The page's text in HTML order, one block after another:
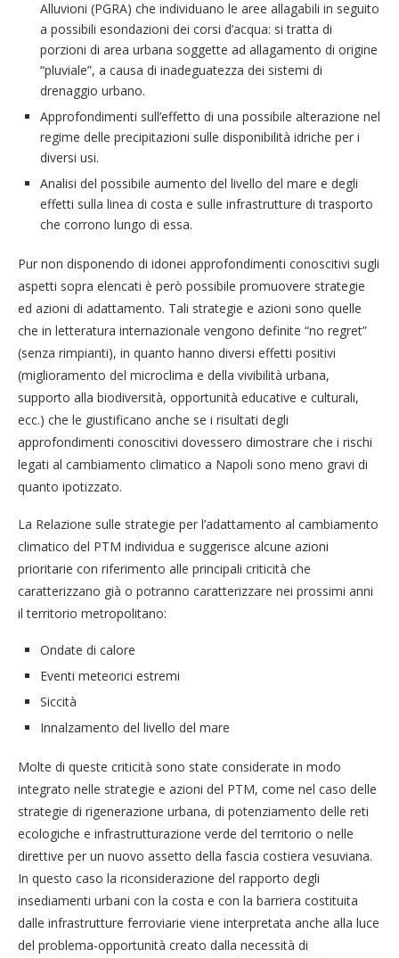
Alluvioni (PGRA) che individuano le aree allagabili in seguito
a possibili esondazioni dei corsi d’acqua: si tratta di
porzioni di area urbana soggette ad allagamento di origine
“pluviale”, a causa di inadeguatezza dei sistemi di
drenaggio urbano.
Approfondimenti sull’effetto di una possibile alterazione nel
regime delle precipitazioni sulle disponibilità idriche per i
diversi usi.
Analisi del possibile aumento del livello del mare e degli
effetti sulla linea di costa e sulle infrastrutture di trasporto
che corrono lungo di essa.
Pur non disponendo di idonei approfondimenti conoscitivi sugli
aspetti sopra elencati è però possibile promuovere strategie
ed azioni di adattamento. Tali strategie e azioni sono quelle
che in letteratura internazionale vengono definite “no regret”
(senza rimpianti), in quanto hanno diversi effetti positivi
(miglioramento del microclima e della vivibilità urbana,
supporto alla biodiversità, opportunità educative e culturali,
ecc.) che le giustificano anche se i risultati degli
approfondimenti conoscitivi dovessero dimostrare che i rischi
legati al cambiamento climatico a Napoli sono meno gravi di
quanto ipotizzato.
La Relazione sulle strategie per l’adattamento al cambiamento
climatico del PTM individua e suggerisce alcune azioni
prioritarie con riferimento alle principali criticità che
caratterizzano già o potranno caratterizzare nei prossimi anni
il territorio metropolitano:
Ondate di calore
Eventi meteorici estremi
Siccità
Innalzamento del livello del mare
Molte di queste criticità sono state considerate in modo
integrato nelle strategie e azioni del PTM, come nel caso delle
strategie di rigenerazione urbana, di potenziamento delle reti
ecologiche e infrastrutturazione verde del territorio o nelle
direttive per un nuovo assetto della fascia costiera vesuviana.
In questo caso la riconsiderazione del rapporto degli
insediamenti urbani con la costa e con la barriera costituita
dalle infrastrutture ferroviarie viene interpretata anche alla luce
del problema-opportunità creato dalla necessità di